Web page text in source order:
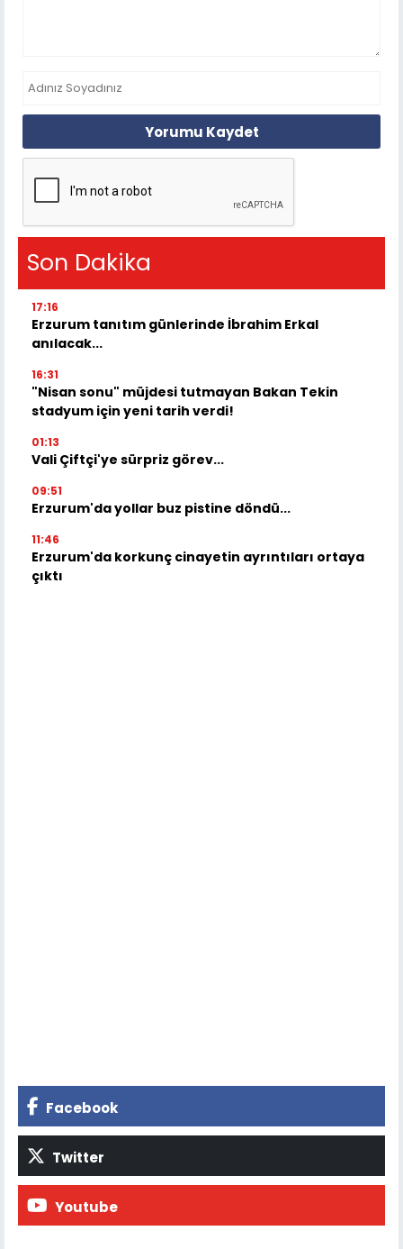
Yorumu Kaydet
Son Dakika
17:16
Erzurum tanıtım günlerinde İbrahim Erkal
anılacak...
16:31
"Nisan sonu" müjdesi tutmayan Bakan Tekin
stadyum için yeni tarih verdi!
01:13
Vali Çiftçi'ye sürpriz görev...
09:51
Erzurum'da yollar buz pistine döndü...
11:46
Erzurum'da korkunç cinayetin ayrıntıları ortaya
çıktı
Facebook
Twitter
Youtube